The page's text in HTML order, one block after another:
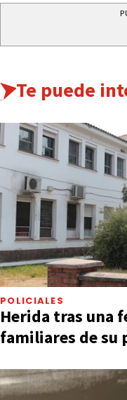
Te puede
POLICIALES
Herida tras una
familiares de su